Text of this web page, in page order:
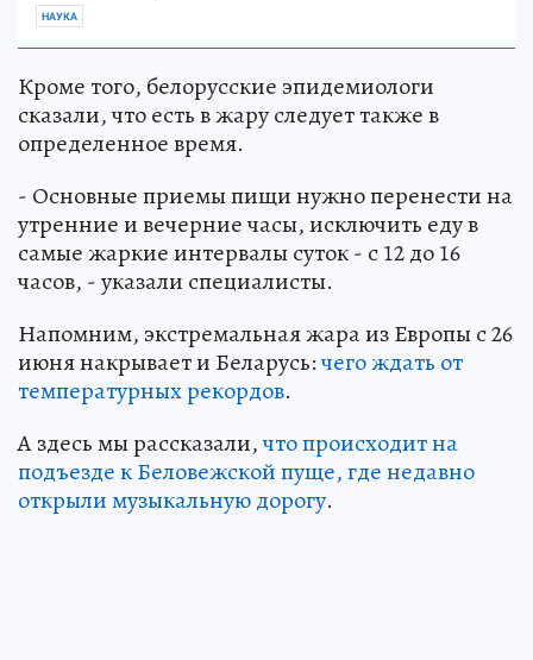
НАУКА
Кроме того, белорусские эпидемиологи
сказали, что есть в жару следует также в
определенное время.
- Основные приемы пищи нужно перенести на
утренние и вечерние часы, исключить еду в
самые жаркие интервалы суток - с 12 до 16
часов, - указали специалисты.
Напомним, экстремальная жара из Европы с 26
июня накрывает и Беларусь:чего ждать от
температурных рекордов.
А здесь мы рассказали,что происходит на
подъезде к Беловежской пуще, где недавно
открыли музыкальную дорогу.